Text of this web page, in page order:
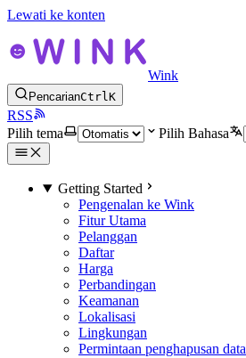
Lewati ke konten
Wink
PencarianCtrlK
RSS
Pilih tema
Pilih Bahasa
Getting Started
Pengenalan ke Wink
Fitur Utama
Pelanggan
Daftar
Harga
Perbandingan
Keamanan
Lokalisasi
Lingkungan
Permintaan penghapusan data